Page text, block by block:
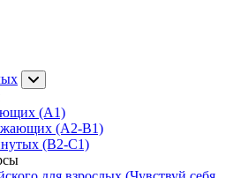
(A1)
(A2-B1)
(B2-C1)